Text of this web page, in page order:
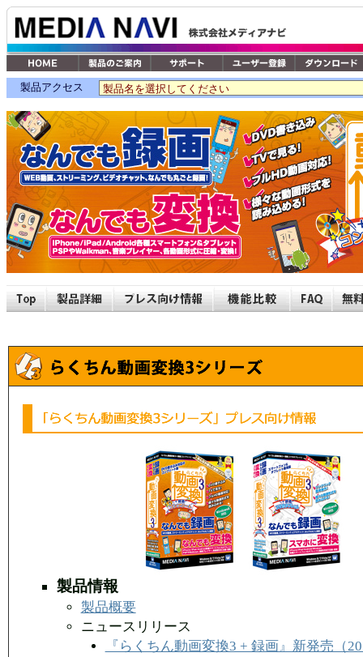
製品アクセス
製品情報
製品概要
ニュースリリース
『らくちん動画変換3 + 録画』新発売（